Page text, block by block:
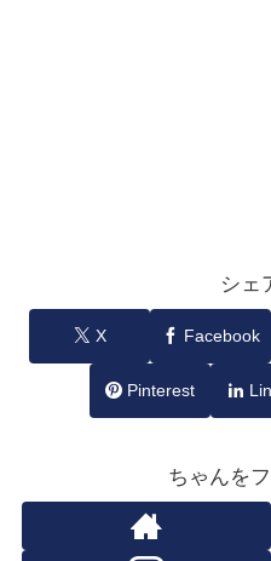
シェ
X Facebook
Pinterest
ちゃんを